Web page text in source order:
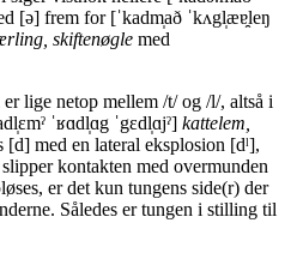
[ə] frem for [ˈkadm̩að ˈkʌgl̩æɐ̯leŋ
skiftenøgle med
lige netop mellem /t/ og /l/, altså i
ˈʁɑdl̩ɑg ˈgɛdl̩ɑjˀ] kattelem,
[d] med en lateral eksplosion [dˡ],
kontakten med overmunden
er det kun tungens side(r) der
Således er tungen i stilling til